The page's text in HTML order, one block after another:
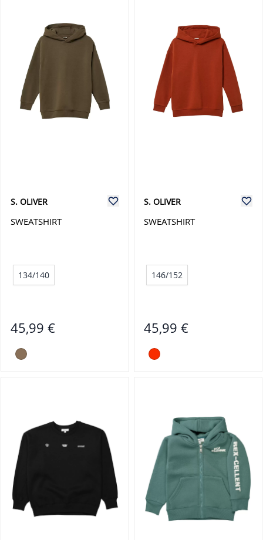
S. OLIVER
SWEATSHIRT
134/140
45,99 €
S. OLIVER
SWEATSHIRT
146/152
45,99 €